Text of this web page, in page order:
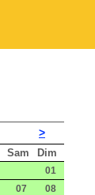
>
Sam Dim
01
07
08